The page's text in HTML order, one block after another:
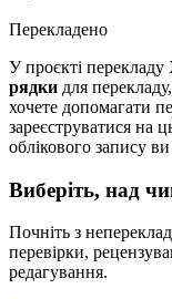
Перекладено
У проєкті перекладу
рядки для
хочете допомагати
зареєструватися на
облікового запису
Виберіть, над
Почніть з
перевірки,
редагування.